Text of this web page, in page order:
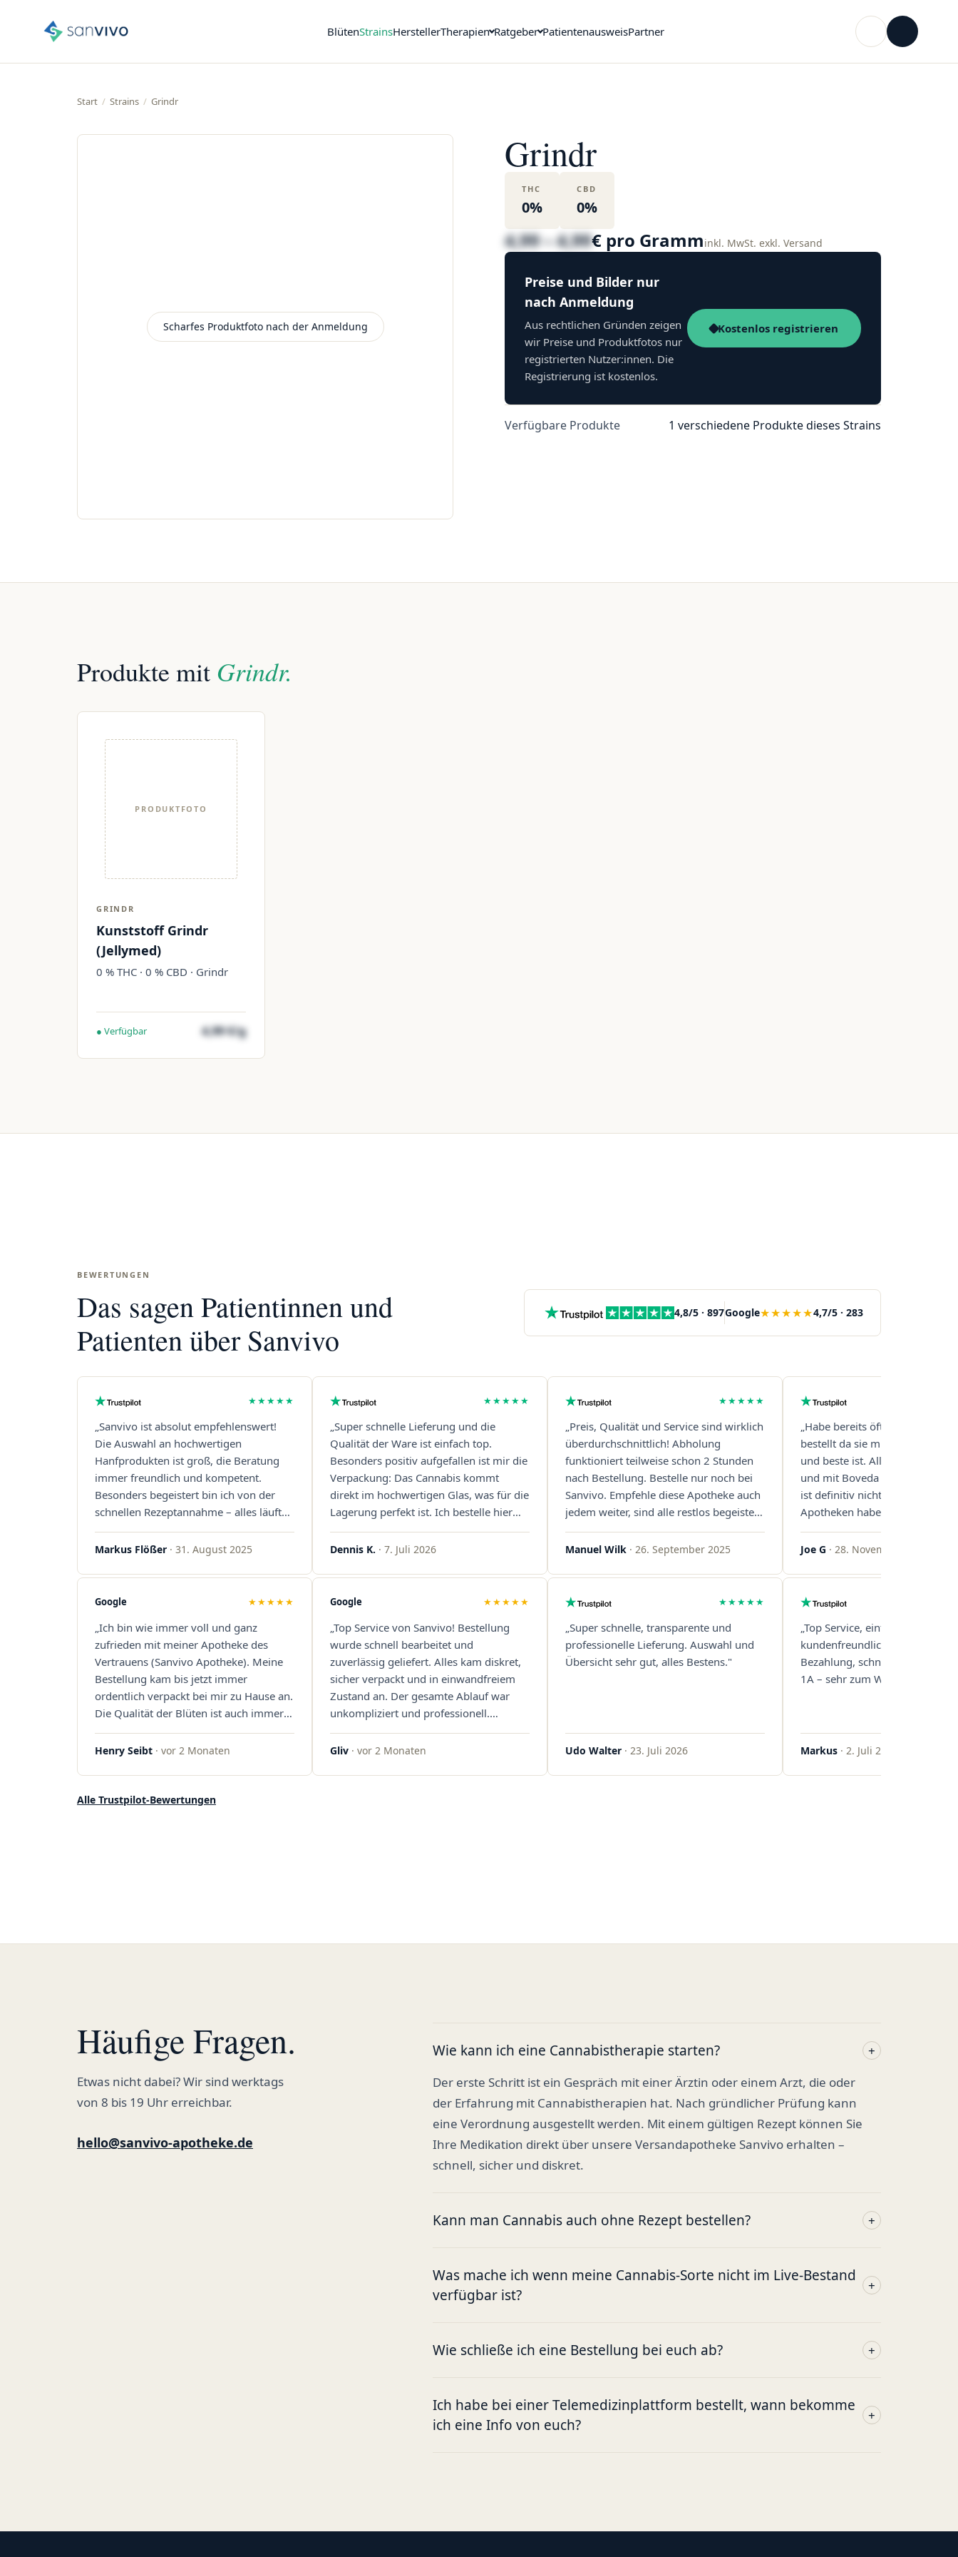
BlütenStrainsHerstellerTherapien Ratgeber PatientenausweisPartner
Start / Strains / Grindr
Beispielbild
Scharfes Produktfoto nach der Anmeldung
Grindr
THC
0%
CBD
0%
4,99 – 4,99€ pro Gramminkl. MwSt. exkl. Versand
Preise und Bilder nur
nach Anmeldung
Aus rechtlichen Gründen zeigen
wir Preise und Produktfotos nur
registrierten Nutzer:innen. Die
Registrierung ist kostenlos.
Kostenlos registrieren
Verfügbare Produkte 1 verschiedene Produkte dieses Strains
Produkte mit Grindr.
PRODUKTFOTO
GRINDR
Kunststoff Grindr
(Jellymed)
0 % THC · 0 % CBD · Grindr
● Verfügbar 4,99 €/g
BEWERTUNGEN
Das sagen Patientinnen und
Patienten über Sanvivo
4,8/5 · 897Google★★★★★4,7/5 · 283
★★★★★
„Sanvivo ist absolut empfehlenswert!
Die Auswahl an hochwertigen
Hanfprodukten ist groß, die Beratung
immer freundlich und kompetent.
Besonders begeistert bin ich von der
schnellen Rezeptannahme – alles läuft
unkompliziert und reibungslos. Auch die
Lieferungen sind extrem zügig, was mir
dass hier Qualität, Service und
Kundenzufriedenheit an erster Stelle
Sanvivo – ich bin rundum begeistert!"
Markus Flößer · 31. August 2025
★★★★★
„Super schnelle Lieferung und die
Qualität der Ware ist einfach top.
Besonders positiv aufgefallen ist mir die
Verpackung: Das Cannabis kommt
direkt im hochwertigen Glas, was für die
Lagerung perfekt ist. Ich bestelle hier
definitiv wieder!"
Dennis K. · 7. Juli 2026
★★★★★
„Preis, Qualität und Service sind wirklich
überdurchschnittlich! Abholung
funktioniert teilweise schon 2 Stunden
nach Bestellung. Bestelle nur noch bei
Sanvivo. Empfehle diese Apotheke auch
jedem weiter, sind alle restlos begeistert.
Immer wieder gern!"
Manuel Wilk · 26. September 2025
„Habe bereits öfter über diese
bestellt da sie mit Abstand die
und beste ist. Alles ist perfekt
und mit Boveda Pads in jedem
ist definitiv nicht die Norm, bei
Apotheken haben das nur zwei
gemacht. Bleibt so!"
Joe G · 28. November 2025
Google ★★★★★
„Ich bin wie immer voll und ganz
zufrieden mit meiner Apotheke des
Vertrauens (Sanvivo Apotheke). Meine
Bestellung kam bis jetzt immer
ordentlich verpackt bei mir zu Hause an.
Die Qualität der Blüten ist auch immer
auf einem hohen Niveau, die Auswahl
ist groß und die Preise sind fair. Die
Qualität. Ich bestelle hier schon länger
Henry Seibt · vor 2 Monaten
Google ★★★★★
„Top Service von Sanvivo! Bestellung
wurde schnell bearbeitet und
zuverlässig geliefert. Alles kam diskret,
sicher verpackt und in einwandfreiem
Zustand an. Der gesamte Ablauf war
unkompliziert und professionell.
Qualität und Kundenzufriedenheit
überzeugen auf ganzer Linie. Gerne
Gliv · vor 2 Monaten
★★★★★
„Super schnelle, transparente und
professionelle Lieferung. Auswahl und
Übersicht sehr gut, alles Bestens."
Udo Walter · 23. Juli 2026
„Top Service, einfache und
kundenfreundliche Abwicklung
Bezahlung, schnelle Lieferung.
1A – sehr zum
Markus · 2. Juli 2026
Alle Trustpilot-Bewertungen
Häufige Fragen.
Etwas nicht dabei? Wir sind werktags
von 8 bis 19 Uhr erreichbar.
hello@sanvivo-apotheke.de
Wie kann ich eine Cannabistherapie starten?
+
Der erste Schritt ist ein Gespräch mit einer Ärztin oder einem Arzt, die oder
der Erfahrung mit Cannabistherapien hat. Nach gründlicher Prüfung kann
eine Verordnung ausgestellt werden. Mit einem gültigen Rezept können Sie
Ihre Medikation direkt über unsere Versandapotheke Sanvivo erhalten –
schnell, sicher und diskret.
Kann man Cannabis auch ohne Rezept bestellen? +
Was mache ich wenn meine Cannabis-Sorte nicht im Live-Bestand
verfügbar ist?
+
Wie schließe ich eine Bestellung bei euch ab? +
Ich habe bei einer Telemedizinplattform bestellt, wann bekomme
ich eine Info von euch?
+